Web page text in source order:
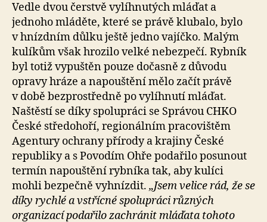
Vedle dvou čerstvě vylíhnutých mláďat a
jednoho mláděte, které se právě klubalo, bylo
v hnízdním důlku ještě jedno vajíčko. Malým
kulíkům však hrozilo velké nebezpečí. Rybník
byl totiž vypuštěn pouze dočasně z důvodu
opravy hráze a napouštění mělo začít právě
v době bezprostředně po vylíhnutí mláďat.
Naštěstí se díky spolupráci se Správou CHKO
České středohoří, regionálním pracovištěm
Agentury ochrany přírody a krajiny České
republiky a s Povodím Ohře podařilo posunout
termín napouštění rybníka tak, aby kulíci
mohli bezpečně vyhnízdit. „Jsem velice rád, že se
díky rychlé a vstřícné spolupráci různých
organizací podařilo zachránit mláďata tohoto